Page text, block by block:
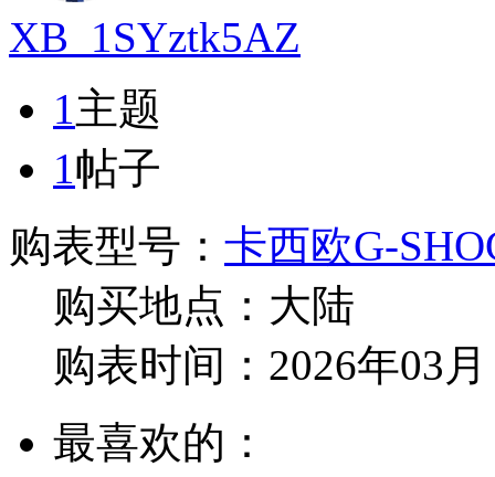
XB_1SYztk5AZ
1主题
1帖子
购表型号： 卡西欧G-
购买地点： 大陆
购表时间： 2026年03月
最喜欢的：